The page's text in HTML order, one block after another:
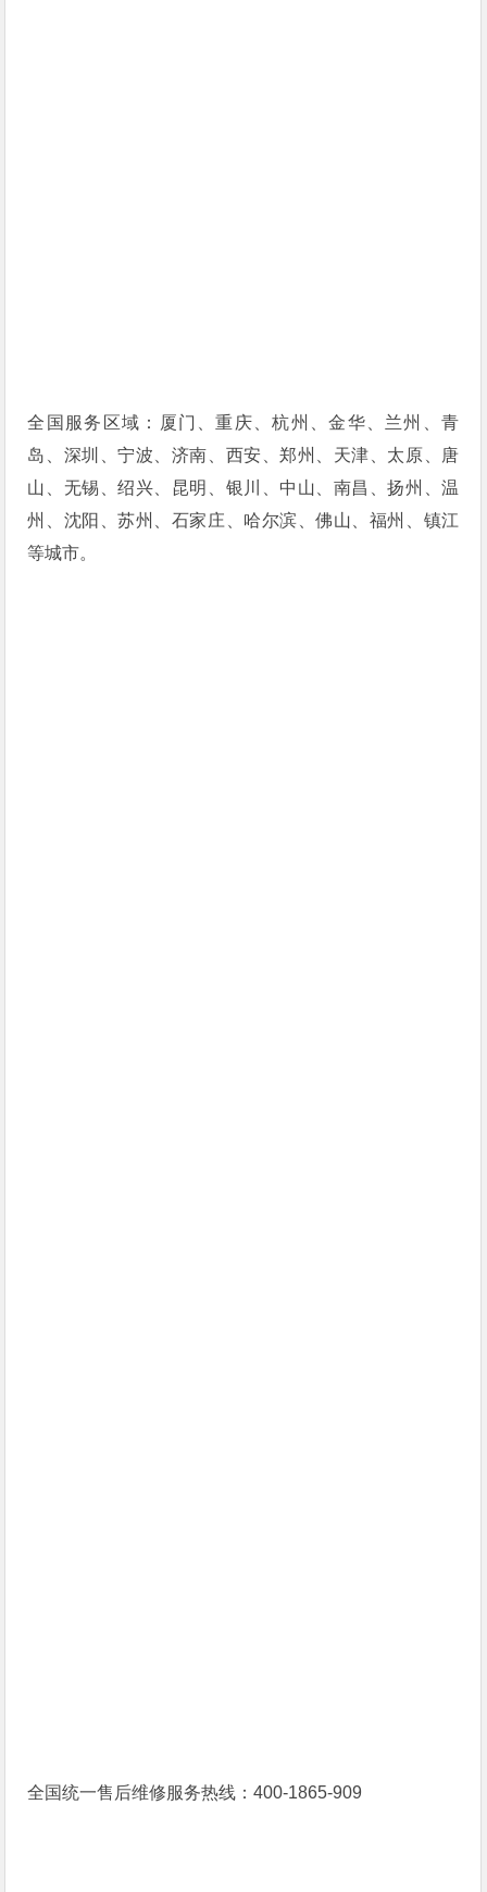
全国服务区域：厦门、重庆、杭州、金华、兰州、青
岛、深圳、宁波、济南、西安、郑州、天津、太原、唐
山、无锡、绍兴、昆明、银川、中山、南昌、扬州、温
州、沈阳、苏州、石家庄、哈尔滨、佛山、福州、镇江
等城市。
全国统一售后维修服务热线：400-1865-909